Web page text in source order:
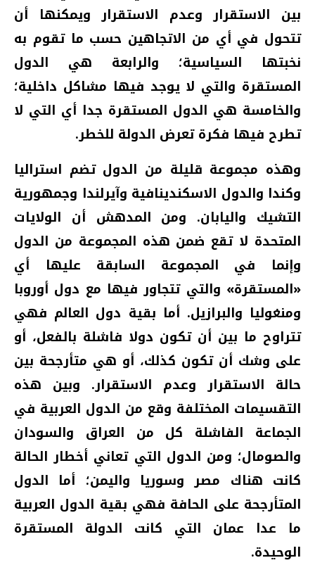
بين الاستقرار وعدم الاستقرار ويمكنها أن
تتحول في أي من الاتجاهين حسب ما تقوم به
نخبتها السياسية؛ والرابعة هي الدول
المستقرة والتي لا يوجد فيها مشاكل داخلية؛
والخامسة هي الدول المستقرة جدا أي التي لا
تطرح فيها فكرة تعرض الدولة للخطر.
وهذه مجموعة قليلة من الدول تضم استراليا
وكندا والدول الاسكندينافية وآيرلندا وجمهورية
التشيك واليابان. ومن المدهش أن الولايات
المتحدة لا تقع ضمن هذه المجموعة من الدول
وإنما في المجموعة السابقة عليها أي
«المستقرة» والتي تتجاور فيها مع دول أوروبا
ومنغوليا والبرازيل. أما بقية دول العالم فهي
تتراوح ما بين أن تكون دولا فاشلة بالفعل، أو
على وشك أن تكون كذلك، أو هي متأرجحة بين
حالة الاستقرار وعدم الاستقرار. وبين هذه
التقسيمات المختلفة وقع من الدول العربية في
الجماعة الفاشلة كل من العراق والسودان
والصومال؛ ومن الدول التي تعاني أخطار الحالة
كانت هناك مصر وسوريا واليمن؛ أما الدول
المتأرجحة على الحافة فهي بقية الدول العربية
ما عدا عمان التي كانت الدولة المستقرة
الوحيدة.